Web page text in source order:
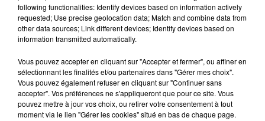
following functionalities: Identify devices based on information actively
requested; Use precise geolocation data; Match and combine data from
other data sources; Link different devices; Identify devices based on
information transmitted automatically.
Vous pouvez accepter en cliquant sur "Accepter et fermer", ou affiner en
sélectionnant les finalités et/ou partenaires dans "Gérer mes choix".
Vous pouvez également refuser en cliquant sur "Continuer sans
accepter". Vos préférences ne s'appliqueront que pour ce site. Vous
pouvez mettre à jour vos choix, ou retirer votre consentement à tout
moment via le lien "Gérer les cookies" situé en bas de chaque page.